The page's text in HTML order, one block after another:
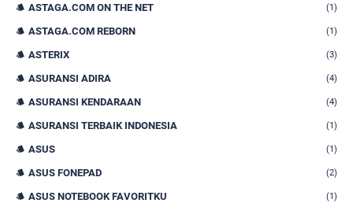
ASTAGA.COM ON THE NET (1)
ASTAGA.COM REBORN (1)
ASTERIX (3)
ASURANSI ADIRA (4)
ASURANSI KENDARAAN (4)
ASURANSI TERBAIK INDONESIA (1)
ASUS (1)
ASUS FONEPAD (2)
ASUS NOTEBOOK FAVORITKU (1)